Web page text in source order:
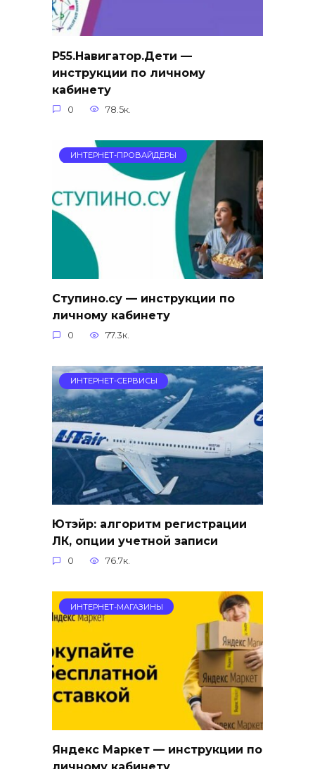
Р55.Навигатор.Дети —
инструкции по личному
кабинету
0 78.5к.
ИНТЕРНЕТ-ПРОВАЙДЕРЫ
Ступино.су — инструкции по
личному кабинету
0 77.3к.
ИНТЕРНЕТ-СЕРВИСЫ
Ютэйр: алгоритм регистрации
ЛК, опции учетной записи
0 76.7к.
ИНТЕРНЕТ-МАГАЗИНЫ
Яндекс Маркет — инструкции по